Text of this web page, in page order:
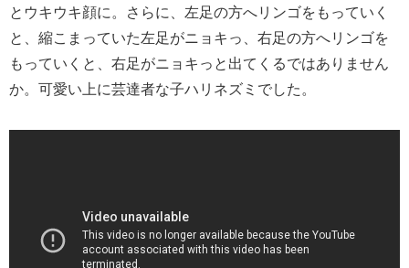
とウキウキ顔に。さらに、左足の方へリンゴをもっていく
と、縮こまっていた左足がニョキっ、右足の方へリンゴを
もっていくと、右足がニョキっと出てくるではありません
か。可愛い上に芸達者な子ハリネズミでした。